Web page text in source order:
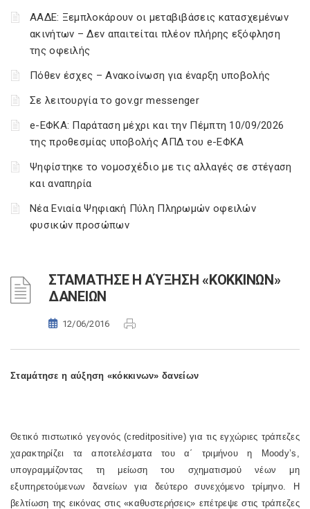
ΑΑΔΕ: Ξεμπλοκάρουν οι μεταβιβάσεις κατασχεμένων
ακινήτων – Δεν απαιτείται πλέον πλήρης εξόφληση
της οφειλής
Πόθεν έσχες – Ανακοίνωση για έναρξη υποβολής
Σε λειτουργία το gov.gr messenger
e-ΕΦΚΑ: Παράταση μέχρι και την Πέμπτη 10/09/2026
της προθεσμίας υποβολής ΑΠΔ του e-ΕΦΚΑ
Ψηφίστηκε το νομοσχέδιο με τις αλλαγές σε στέγαση
και αναπηρία
Νέα Ενιαία Ψηφιακή Πύλη Πληρωμών οφειλών
φυσικών προσώπων
ΣΤΑΜΑΤΗΣΕ Η ΑΎΞΗΣΗ «ΚΟΚΚΙΝΩΝ»
ΔΑΝΕΙΩΝ
12/06/2016
Σταμάτησε η αύξηση «κόκκινων» δανείων
Θετικό πιστωτικό γεγονός (creditpositive) για τις εγχώριες τράπεζες
χαρακτηρίζει τα αποτελέσματα του α΄ τριμήνου η
Moody’s ,
υπογραμμίζοντας τη μείωση του σχηματισμού νέων μη
εξυπηρετούμενων δανείων για δεύτερο συνεχόμενο τρίμηνο. Η
βελτίωση της εικόνας στις «καθυστερήσεις» επέτρεψε στις τράπεζες